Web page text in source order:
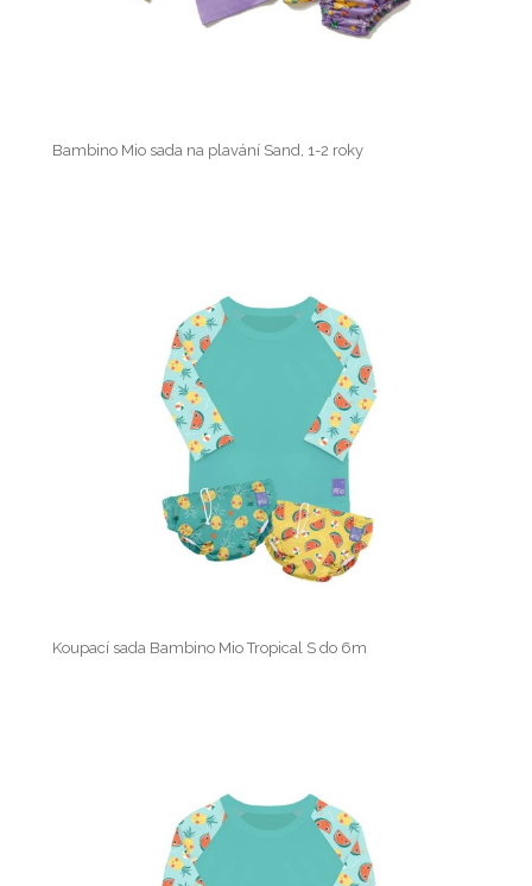
Bambino Mio sada na plavání Sand, 1-2 roky
Koupací sada Bambino Mio Tropical S do 6m